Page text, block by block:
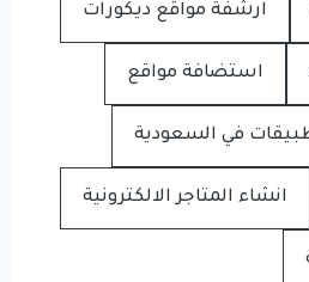
ارشفة مواقع ديكورات
استضافة مواقع
في السعودية
انشاء المتاجر الالكترونية